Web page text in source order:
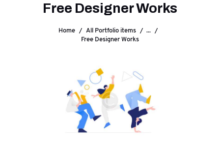
Free Designer Works
Home All Portfolio items
...
Free Designer Works